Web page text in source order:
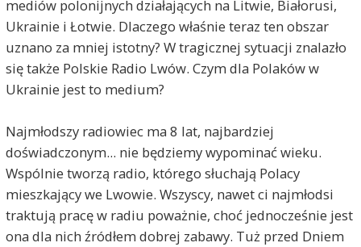
mediów polonijnych działających na Litwie, Białorusi,
Ukrainie i Łotwie. Dlaczego właśnie teraz ten obszar
uznano za mniej istotny? W tragicznej sytuacji znalazło
się także Polskie Radio Lwów. Czym dla Polaków w
Ukrainie jest to medium?
Najmłodszy radiowiec ma 8 lat, najbardziej
doświadczonym... nie będziemy wypominać wieku.
Wspólnie tworzą radio, którego słuchają Polacy
mieszkający we Lwowie. Wszyscy, nawet ci najmłodsi
traktują pracę w radiu poważnie, choć jednocześnie jest
ona dla nich źródłem dobrej zabawy. Tuż przed Dniem